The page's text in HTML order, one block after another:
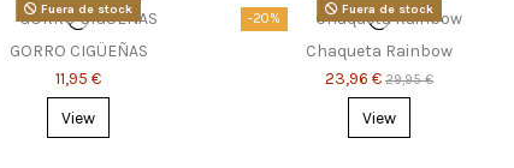
Fuera de stock
GORRO CIGÜEÑAS
11,95 €
View
-20%
Fuera de stock
Chaqueta Rainbow
23,96 € 29,95 €
View